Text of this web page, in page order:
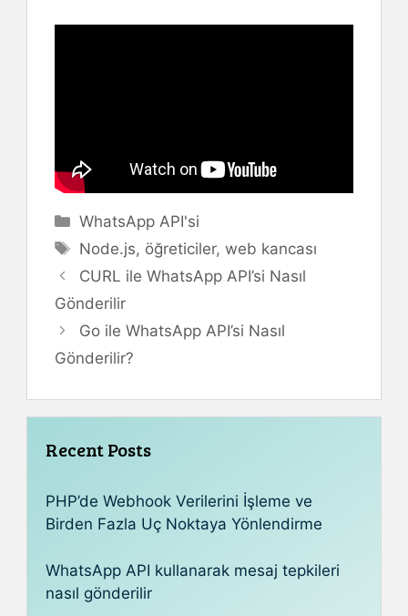
Kategoriler
WhatsApp API'si
Etiketler
Node.js, öğreticiler,web kancası
CURL ile WhatsApp API’si Nasıl
Gönderilir
Go ile WhatsApp API’si Nasıl
Gönderilir?
Recent Posts
PHP’de Webhook Verilerini İşleme ve
Birden Fazla Uç Noktaya Yönlendirme
WhatsApp API kullanarak mesaj tepkileri
nasıl gönderilir